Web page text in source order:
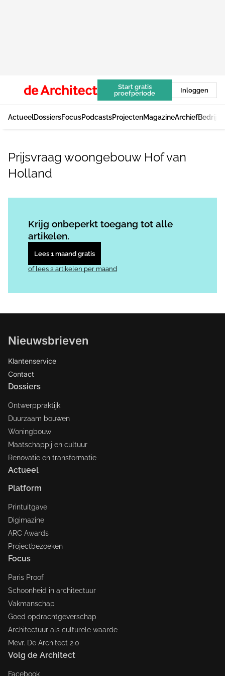
Start gratis
proefperiode
Inloggen
ActueelDossiersFocusPodcastsProjectenMagazineArchief
Prijsvraag woongebouw Hof van
Holland
Krijg onbeperkt toegang tot alle
artikelen.
Lees 1 maand gratis
of lees 2 artikelen per maand
Nieuwsbrieven
Klantenservice
Contact
Dossiers
Ontwerppraktijk
Duurzaam bouwen
Woningbouw
Maatschappij en cultuur
Renovatie en transformatie
Actueel
Platform
Printuitgave
Digimazine
ARC Awards
Projectbezoeken
Focus
Paris Proof
Schoonheid in architectuur
Vakmanschap
Goed opdrachtgeverschap
Architectuur als culturele waarde
Mevr. De Architect 2.0
Volg de Architect
Facebook